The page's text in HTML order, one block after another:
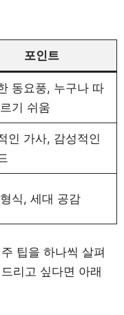
포인트
동요풍, 누구나 따
기 쉬움
인 가사, 감성적인
식, 세대 공감
팁을 하나씩 살펴
리고 싶다면 아래